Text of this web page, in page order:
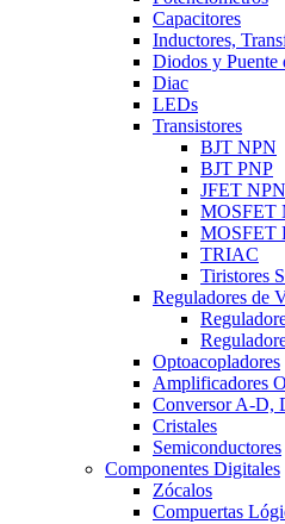
Capacitores
Inductores,
Diodos y Puente
Diac
LEDs
Transistores
BJT NPN
BJT PNP
JFET NPN
MOSFET
MOSFET
TRIAC
Tiristores
Reguladores de
Optoacopladores
Amplificadores
Conversor A-D,
Cristales
Semiconductores
Componentes Digitales
Zócalos
Compuertas